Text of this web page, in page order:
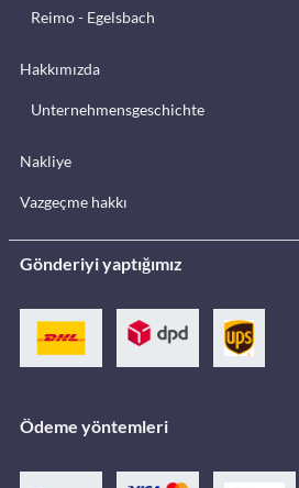
Reimo - Egelsbach
Hakkımızda
Unternehmensgeschichte
Nakliye
Vazgeçme hakkı
Gönderiyi yaptığımız
Ödeme yöntemleri